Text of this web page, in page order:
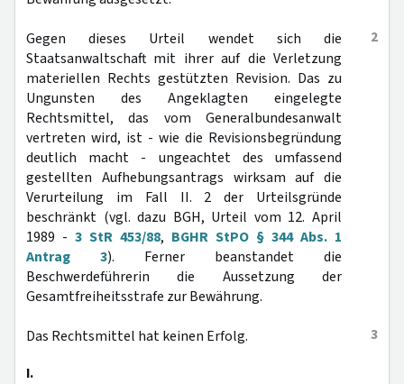
2
Gegen dieses Urteil wendet sich die
Staatsanwaltschaft mit ihrer auf die Verletzung
materiellen Rechts gestützten Revision. Das zu
Ungunsten des Angeklagten eingelegte
Rechtsmittel, das vom Generalbundesanwalt
vertreten wird, ist - wie die Revisionsbegründung
deutlich macht - ungeachtet des umfassend
gestellten Aufhebungsantrags wirksam auf die
Verurteilung im Fall II. 2 der Urteilsgründe
beschränkt (vgl. dazu BGH, Urteil vom 12. April
1989 - 3 StR 453/88, BGHR StPO § 344 Abs. 1
Antrag 3). Ferner beanstandet die
Beschwerdeführerin die Aussetzung der
Gesamtfreiheitsstrafe zur Bewährung.
3
Das Rechtsmittel hat keinen Erfolg.
I.